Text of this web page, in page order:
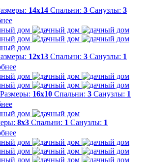
14х14 Спальни: 3 Санузлы: 3
12х13 Спальни: 3 Санузлы: 1
Размеры: 16х10 Спальни: 3 Санузлы: 1
8х3 Спальни: 1 Санузлы: 1